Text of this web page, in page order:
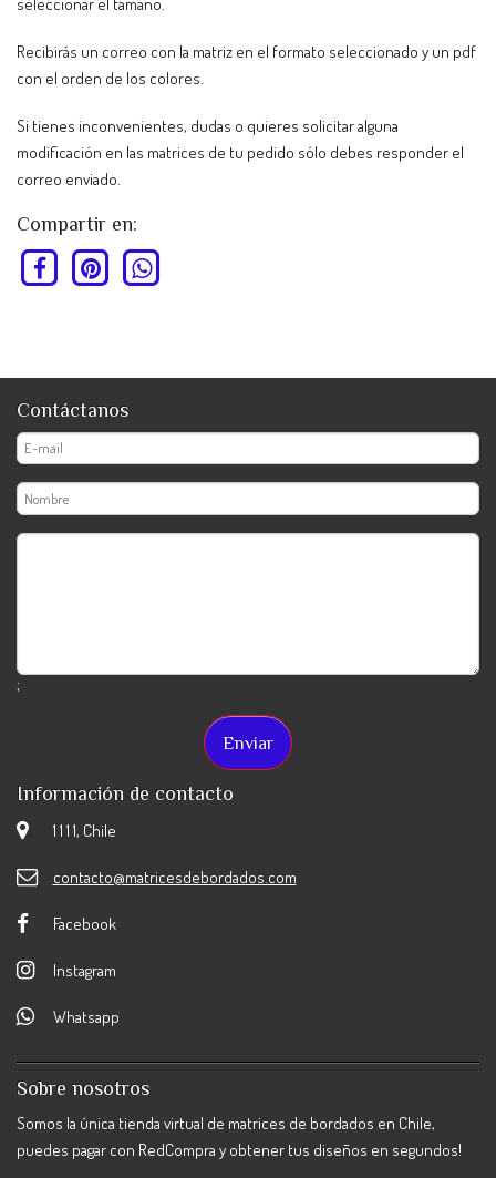
Recibirás un correo con la matriz en el formato seleccionado y un pdf
con el orden de los colores.
Si tienes inconvenientes, dudas o quieres solicitar alguna
modificación en las matrices de tu pedido sólo debes responder el
correo enviado.
Compartir en:
Contáctanos
;
Información de contacto
1 1 1 1, Chile
contacto@matricesdebordados.com
Facebook
Instagram
Whatsapp
Sobre nosotros
Somos la única tienda virtual de matrices de bordados en Chile,
puedes pagar con RedCompra y obtener tus diseños en segundos!